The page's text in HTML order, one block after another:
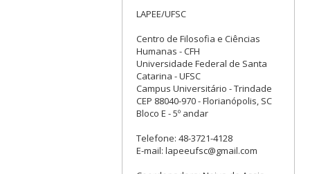
LAPEE/UFSC
Centro de Filosofia e Ciências
Humanas - CFH
Universidade Federal de Santa
Catarina - UFSC
Campus Universitário - Trindade
CEP 88040-970 - Florianópolis, SC
Bloco E - 5º andar
Telefone: 48-3721-4128
E-mail: lapeeufsc@gmail.com